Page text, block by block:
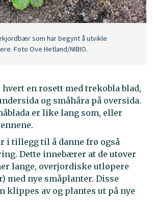
som har begynt å utvikle
Foto Ove Hetland/NIBIO.
hvert en rosett med trekobla blad,
og småhåra på oversida.
er like lang som, eller
i tillegg til å danne frø også
Dette innebærer at de utover
lange, overjordiske utløpere
med nye småplanter. Disse
klippes av og plantes ut på nye